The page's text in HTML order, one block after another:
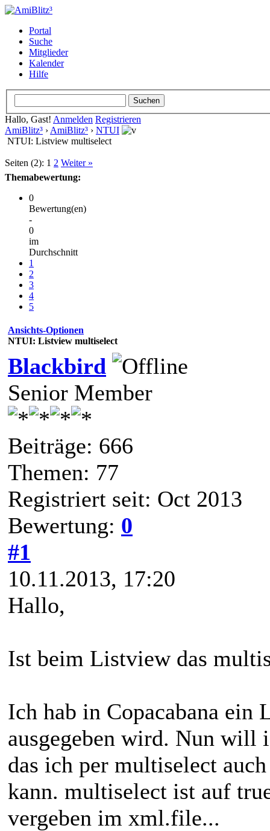
Portal
Suche
Mitglieder
Kalender
Hilfe
Hallo, Gast! Anmelden Registrieren
AmiBlitz³ › AmiBlitz³ › NTUI
NTUI: Listview multiselect
Seiten (2): 1 2 Weiter »
Themabewertung:
0
Bewertung(en)
-
0
im
Durchschnitt
1
2
3
4
5
Ansichts-Optionen
NTUI: Listview multiselect
Blackbird
Senior Member
Beiträge: 666
Themen: 77
Registriert seit: Oct 2013
Bewertung: 0
#1
10.11.2013, 17:20
Hallo,
Ist beim Listview das
Ich hab in Copacabana ein
ausgegeben wird. Nun will
das ich per multiselect
kann. multiselect ist auf
vergeben im xml.file...